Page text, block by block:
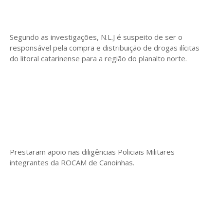
Segundo as investigações, N.L.J é suspeito de ser o
responsável pela compra e distribuição de drogas ilícitas
do litoral catarinense para a região do planalto norte.
Prestaram apoio nas diligências Policiais Militares
integrantes da ROCAM de Canoinhas.